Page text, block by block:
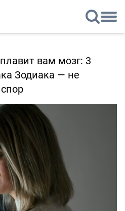
вам мозг: 3
Зодиака — не